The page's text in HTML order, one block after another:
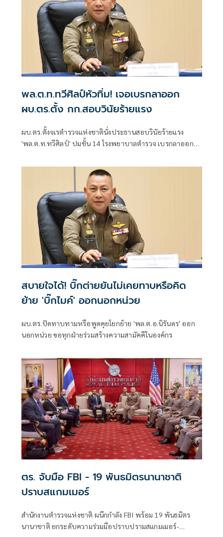
พล.ต.ท.ทวีศิลป์หัวทิ่ม! เจอเบรกลาออก
ผบ.ตร.ตั้ง กก.สอบวินัยร้ายแรง
ผบ.ตร.ตั้งจเรตำรวจแห่งชาตินั่งประธานสอบวินัยร้ายแรง
'พล.ต.ท.ทวีศิลป์' ปมชั้น 14 โรงพยาบาลตำรวจ เบรกลาออก
สบายใจได้! บิ๊กต่ายยันไม่เคยทาบหรือคิด
ย้าย 'บิ๊กไมค์' ออกนอกหน่วย
ผบ.ตร.ปัดทาบทามหรือพูดคุยโยกย้าย 'พล.ต.อ.นิรันดร' ออก
นอกหน่วย ขอทุกฝ่ายร่วมสร้างความสามัคคีในองค์กร
ตร. จับมือ FBI - 19 พันธมิตรนานาชาติ
ปราบสแกมเมอร์
สำนักงานตำรวจแห่งชาติ ผนึกกำลัง FBI พร้อม 19 พันธมิตร
นานาชาติ ยกระดับความร่วมมือปราบปรามสแกมเมอร์-